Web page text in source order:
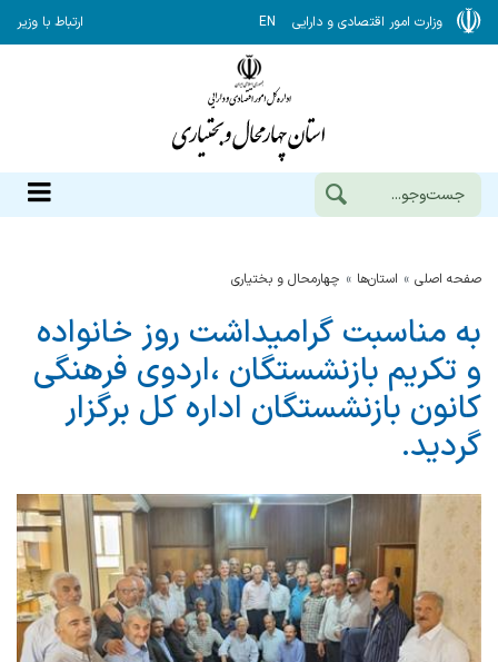
وزارت امور اقتصادی و دارایی EN ارتباط با وزیر
صفحه اصلی استان‌ها چهارمحال و بختياري
به مناسبت گرامیداشت روز خانواده
و تكریم بازنشستگان ،اردوی فرهنگی
كانون بازنشستگان اداره كل برگزار
گردید.